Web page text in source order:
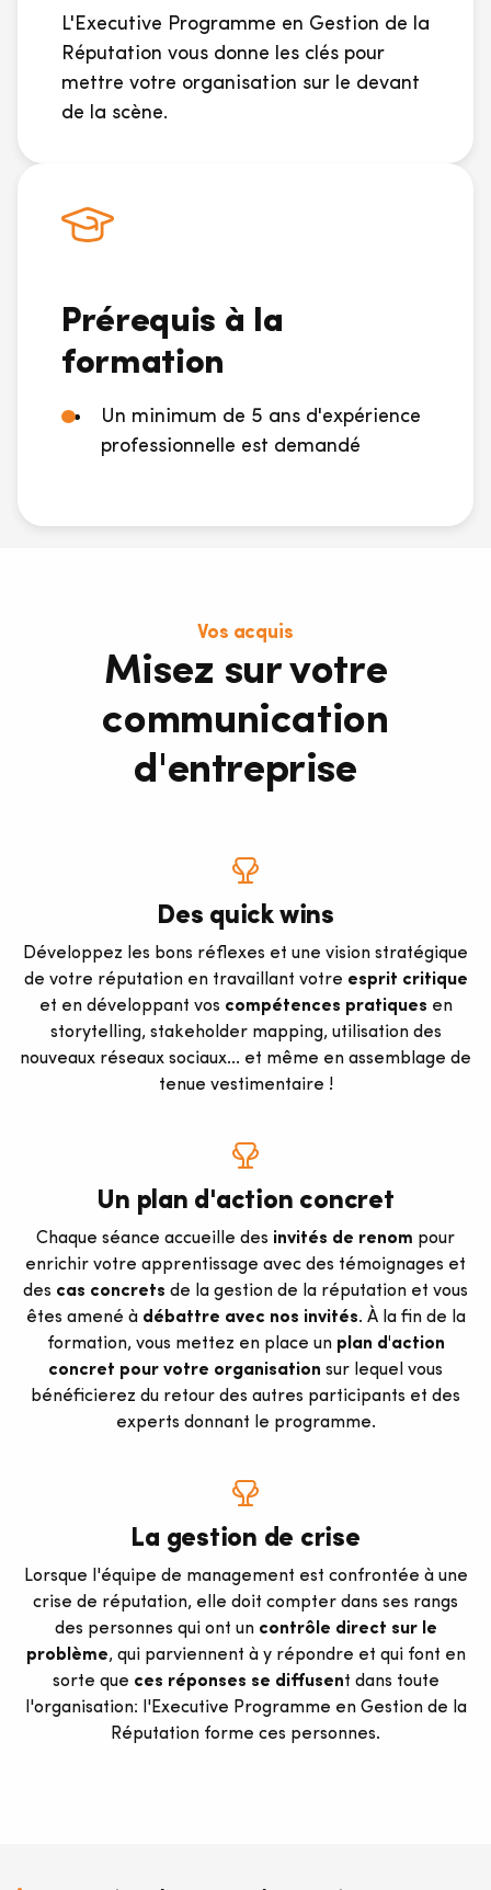
L'Executive Programme en Gestion de la
Réputation vous donne les clés pour
mettre votre organisation sur le devant
de la scène.
Prérequis à la
formation
Un minimum de 5 ans d'expérience
professionnelle est demandé
Vos acquis
Misez sur votre
communication
d'entreprise
Des quick wins
Développez les bons réflexes et une vision stratégique
de votre réputation en travaillant votre esprit critique
et en développant vos compétences pratiques en
storytelling, stakeholder mapping, utilisation des
nouveaux réseaux sociaux... et même en assemblage de
tenue vestimentaire !
Un plan d'action concret
Chaque séance accueille des invités de renom pour
enrichir votre apprentissage avec des témoignages et
des cas concrets de la gestion de la réputation et vous
êtes amené à débattre avec nos invités. À la fin de la
formation, vous mettez en place un plan d'action
concret pour votre organisation sur lequel vous
bénéficierez du retour des autres participants et des
experts donnant le programme.
La gestion de crise
Lorsque l'équipe de management est confrontée à une
crise de réputation, elle doit compter dans ses rangs
des personnes qui ont un contrôle direct sur le
problème, qui parviennent à y répondre et qui font en
sorte que ces réponses se diffusent dans toute
l'organisation: l'Executive Programme en Gestion de la
Réputation forme ces personnes.